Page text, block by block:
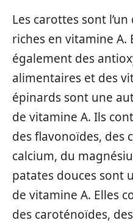
Les carottes sont
riches en vitamine A.
également des
alimentaires et des
épinards sont une
de vitamine A. Ils
des flavonoïdes, des
calcium, du
patates douces sont
de vitamine A. Elles
des caroténoïdes,